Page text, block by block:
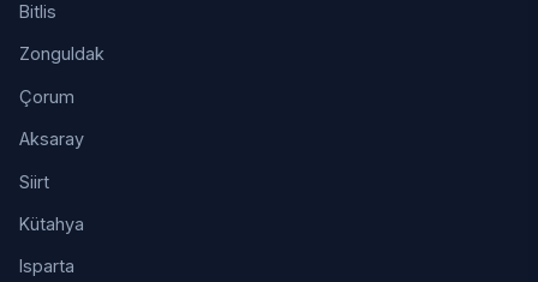
Bitlis
Zonguldak
Çorum
Aksaray
Siirt
Kütahya
Isparta